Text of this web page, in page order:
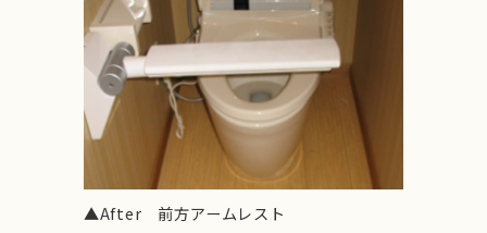
▲After 前方アームレスト